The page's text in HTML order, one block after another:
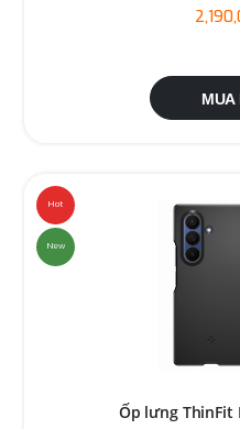
MUA
Hot
New
Ốp lưng ThinFit